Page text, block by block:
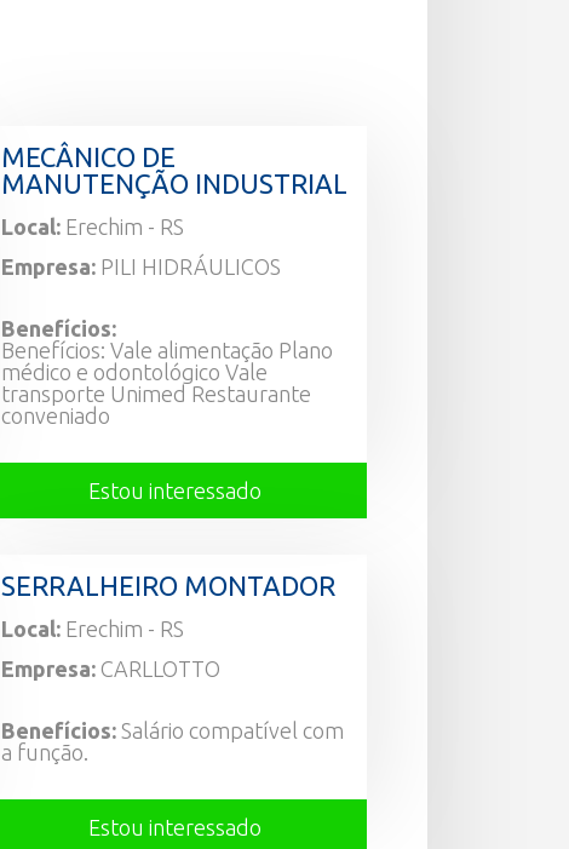
MECÂNICO DE
MANUTENÇÃO INDUSTRIAL
Local: Erechim - RS
Empresa: PILI HIDRÁULICOS
Benefícios:
Benefícios: Vale alimentação Plano
médico e odontológico Vale
transporte Unimed Restaurante
conveniado
Estou interessado
SERRALHEIRO MONTADOR
Local: Erechim - RS
Empresa: CARLLOTTO
Benefícios:Salário compatível com
a função.
Estou interessado